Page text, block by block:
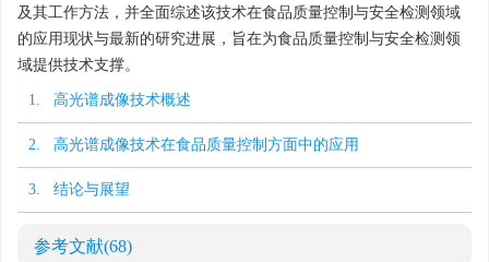
及其工作方法，并全面综述该技术在食品质量控制与安全检测领域
的应用现状与最新的研究进展，旨在为食品质量控制与安全检测领
域提供技术支撑。
1. 高光谱成像技术概述
2. 高光谱成像技术在食品质量控制方面中的应用
3. 结论与展望
参考文献(68)